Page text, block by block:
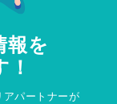
報を
アパートナーが